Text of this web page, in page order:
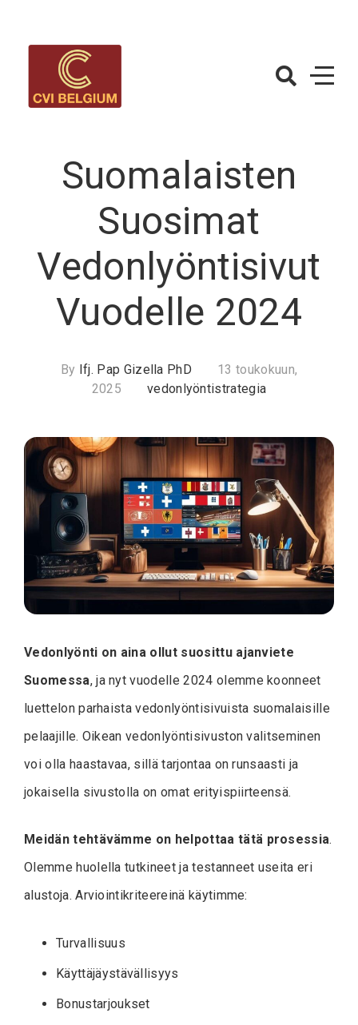
content
Strategy
Suomalaisten
Suosimat
Vedonlyöntisivut
Vuodelle 2024
By Ifj. Pap Gizella PhD
13 toukokuun,
2025
vedonlyöntistrategia
Vedonlyönti on aina ollut suosittu ajanviete
Suomessa, ja nyt vuodelle 2024 olemme koonneet
luettelon parhaista vedonlyöntisivuista suomalaisille
pelaajille. Oikean vedonlyöntisivuston valitseminen
voi olla haastavaa, sillä tarjontaa on runsaasti ja
jokaisella sivustolla on omat erityispiirteensä.
Meidän tehtävämme on helpottaa tätä prosessia.
Olemme huolella tutkineet ja testanneet useita eri
alustoja. Arviointikriteereinä käytimme:
Turvallisuus
Käyttäjäystävällisyys
Bonustarjoukset